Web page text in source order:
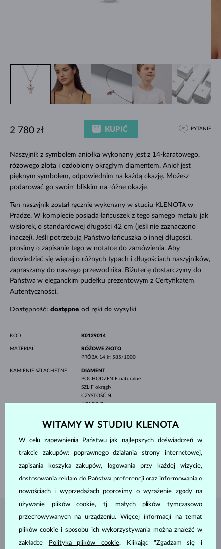
Naszyjnik z symbolem aniołka wykonany jest z 14-karatowego,
różowego złota i ozdobiony okrągłym diamentem. Anioł jest
pięknym symbolem, odpowiednim na każdą okazję. Możesz
podarować go swoim bliskim na różne okazje.
Ten naszyjnik został ręcznie wykonany w studiu KLENOTA w
Pradze. W komplecie posiada łańcuszek z tego samego metalu jak
wisiorek, o standardowej długości 42 cm (jeśli nie zaznaczono
inaczej). Jeśli potrzebują Państwo łańcuszka o innej długości,
prosimy o zapisanie tego w notatce do zamówienia. Aby
dowiedzieć się więcej o różnych typach i długościach naszyjników,
zapraszamy do naszego przewodnika. Biżuterię dostarczymy do
Państwa w eleganckim pudełku prezentowym z Certyfikatem
Autentyczności.
Dostępność: dostępne od ręki do wysyłki
2 780 zł KUPIĆ PYTANIE
KOD K0129014
MATERIAŁ
RÓŻOWE ZŁOTO
PRÓBA 14 kt 585/1000
KAMIENIE SZLACHETNE
DIAMENT
POCHODZENIE naturalne
SZLIF okrągły
CZYSTOŚĆ SI
KOLORG
WAGA 0.01 ct
BIŻUTERIA ZATELIER KLENOTA
WITAMY W STUDIU KLENOTA
W celu zapewnienia Państwu jak najlepszych doświadczeń w
trakcie zakupów: poprawnego działania strony internetowej,
zapisania koszyka zakupów, logowania przy każdej wizycie,
dostosowania reklam do Państwa preferencji oraz informowania o
nowościach i wyprzedażach poprosimy o wyrażenie zgody na
używanie plików cookie, tj. małych plików tymczasowo
przechowywanych na urządzeniu. Więcej informacji na temat
plików cookie i sposobu ich wykorzystywania można znaleźć w
zakładce
Polityka plików cookie. Klikając "Zgadzam się i